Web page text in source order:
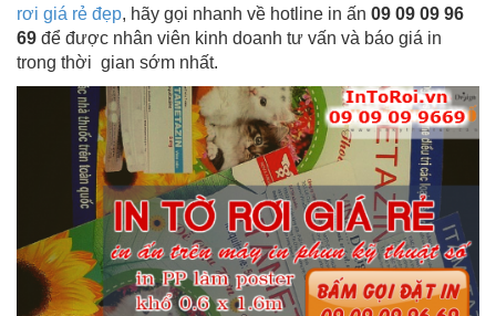
rơi giá rẻ đẹp, hãy gọi nhanh về hotline in ấn 09 09 09 96
69 để được nhân viên kinh doanh tư vấn và báo giá in
trong thời gian sớm nhất.